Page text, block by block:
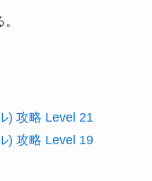
) 攻略 Level 21
) 攻略 Level 19